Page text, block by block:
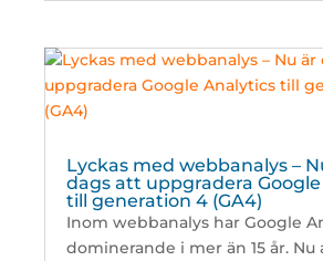
Lyckas med webbanalys –
dags att uppgradera
till generation 4 (GA4)
Inom webbanalys har Google
dominerande i mer än 15 år. Nu